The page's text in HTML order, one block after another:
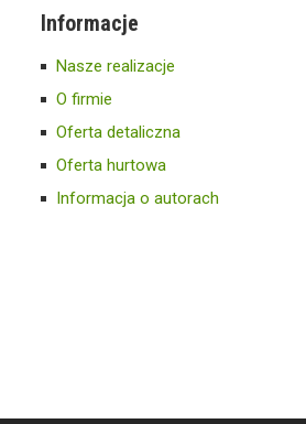
Informacje
Nasze realizacje
O firmie
Oferta detaliczna
Oferta hurtowa
Informacja o autorach